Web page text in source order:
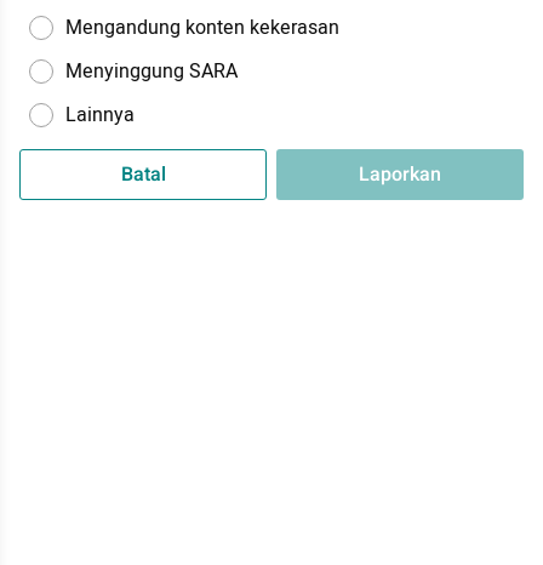
Mengandung konten kekerasan
Menyinggung SARA
Lainnya
Batal Laporkan